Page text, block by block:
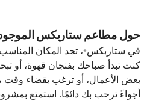
حول مطاعم ستاربكس الموجودة
في ستاربكس®، تجد المكان
كنت تبدأ صباحك بفنجان قهوة، أو
بعض الأعمال، أو ترغب بقضاء وقت
أجواءً ترحب بك دائمًا. استمتع